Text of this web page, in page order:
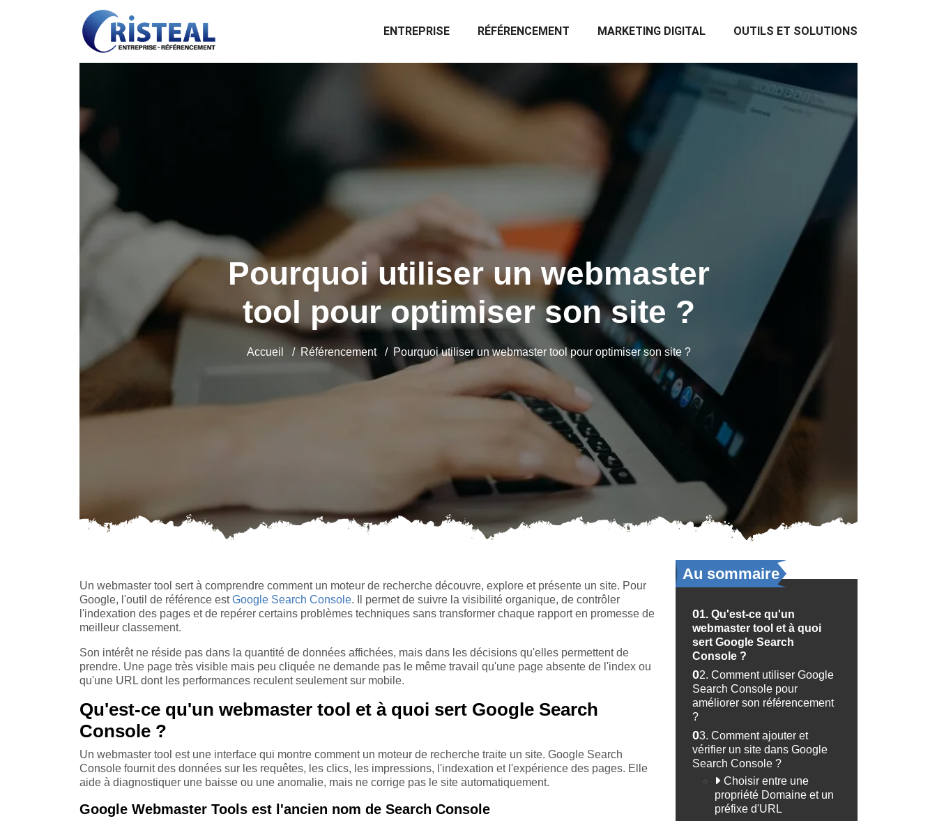
ENTREPRISE RÉFÉRENCEMENT MARKETING DIGITAL OUTILS ET SOLUTIONS
Pourquoi utiliser un webmaster
tool pour optimiser son site ?
Accueil Référencement Pourquoi utiliser un webmaster tool pour optimiser son site ?
Un webmaster tool sert à comprendre comment un moteur de recherche découvre, explore et présente un site. Pour
Google, l'outil de référence estGoogle Search Console. Il permet de suivre la visibilité organique, de contrôler
l'indexation des pages et de repérer certains problèmes techniques sans transformer chaque rapport en promesse de
meilleur classement.
Son intérêt ne réside pas dans la quantité de données affichées, mais dans les décisions qu'elles permettent de
prendre. Une page très visible mais peu cliquée ne demande pas le même travail qu'une page absente de l'index ou
qu'une URL dont les performances reculent seulement sur mobile.
Qu'est-ce qu'un webmaster tool et à quoi sert Google Search
Console ?
Un webmaster tool est une interface qui montre comment un moteur de recherche traite un site. Google Search
Console fournit des données sur les requêtes, les clics, les impressions, l'indexation et l'expérience des pages. Elle
aide à diagnostiquer une baisse ou une anomalie, mais ne corrige pas le site automatiquement.
Google Webmaster Tools est l'ancien nom de Search Console
Au sommaire
01. Qu'est-ce qu'un
webmaster tool et à quoi
sert Google Search
Console ?
02. Comment utiliser Google
Search Console pour
améliorer son référencement
?
03. Comment ajouter et
vérifier un site dans Google
Search Console ?
Choisir entre une
propriété Domaine et un
préfixe d'URL